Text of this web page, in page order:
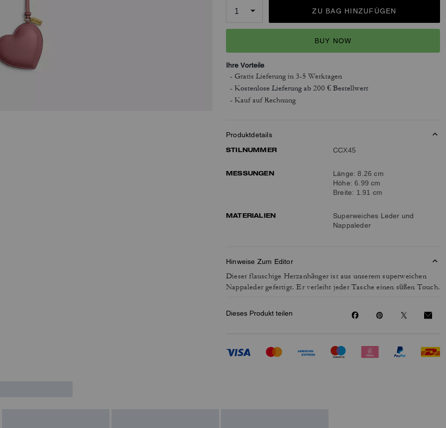
ZU BAG HINZUFÜGEN
BUY NOW
Ihre Vorteile
- Gratis Lieferungin 3-5 Werktagen
- Kostenlose Lieferung ab 200 € Bestellwert
- Kauf auf Rechnung
Produktdetails
STILNUMMER
CCX45
MESSUNGEN
Länge: 8.26 cm
Höhe: 6.99 cm
Breite: 1.91 cm
MATERIALIEN
Superweiches Leder und
Nappaleder
Hinweise Zum Editor
Dieser flauschige Herzanhänger ist aus unserem superweichen
Nappaleder gefertigt. Er verleiht jeder Tasche einen süßen Touch.
Dieses Produkt teilen